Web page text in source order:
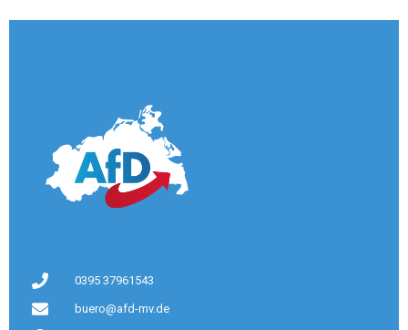
0395 37961543
buero@afd-mv.de